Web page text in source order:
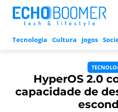
Tecnologia Cultura Jogos
HyperOS 2.0
capacidade de